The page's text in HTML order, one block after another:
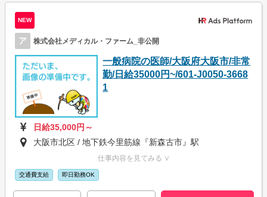
NEW
ア 株式会社メディカル・ファーム_非公開
一般病院の医師/大阪府大阪市/非常
勤/日給35000円~/601-J0050-3668
1
日給35,000円～
大阪市北区 / 地下鉄今里筋線『新森古市』駅
仕事内容を見てみる ∨
交通費支給 即日勤務OK